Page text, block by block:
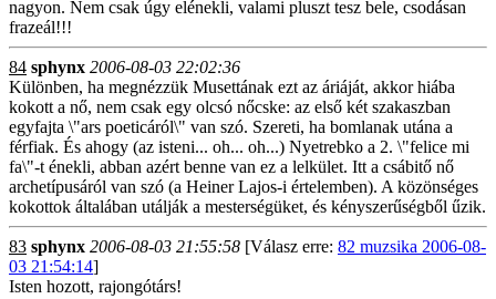
nagyon. Nem csak úgy elénekli, valami pluszt tesz bele, csodásan
frazeál!!!
84 sphynx 2006-08-03 22:02:36
Különben, ha megnézzük Musettának ezt az áriáját, akkor hiába
kokott a nő, nem csak egy olcsó nőcske: az első két szakaszban
egyfajta \"ars poeticáról\" van szó. Szereti, ha bomlanak utána a
férfiak. És ahogy (az isteni... oh... oh...) Nyetrebko a 2. \"felice mi
fa\"-t énekli, abban azért benne van ez a lelkület. Itt a csábitő nő
archetípusáról van szó (a Heiner Lajos-i értelemben). A közönséges
kokottok általában utálják a mesterségüket, és kényszerűségből űzik.
83 sphynx 2006-08-03 21:55:58 [Válasz erre: 82 muzsika 2006-08-
03 21:54:14]
Isten hozott, rajongótárs!